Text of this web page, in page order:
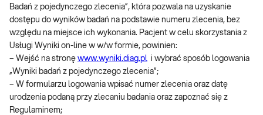
Badań z pojedynczego zlecenia”, która pozwala na uzyskanie
dostępu do wyników badań na podstawie numeru zlecenia, bez
względu na miejsce ich wykonania. Pacjent w celu skorzystania z
Usługi Wyniki on-line w w/w formie, powinien:
– Wejść na stronę www.wyniki.diag.pl i wybrać sposób logowania
„Wyniki badań z pojedynczego zlecenia”;
– W formularzu logowania wpisać numer zlecenia oraz datę
urodzenia podaną przy zlecaniu badania oraz zapoznać się z
Regulaminem;